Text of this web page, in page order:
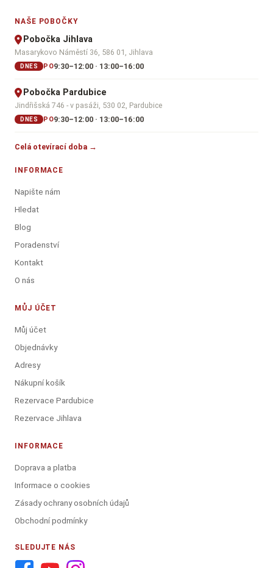
NAŠE POBOČKY
Pobočka Jihlava
Masarykovo Náměstí 36, 586 01, Jihlava
DNES PO9:30–12:00 · 13:00–16:00
Pobočka Pardubice
Jindřišská 746 - v pasáži, 530 02, Pardubice
DNES PO9:30–12:00 · 13:00–16:00
Celá otevírací doba →
INFORMACE
Napište nám
Hledat
Blog
Poradenství
Kontakt
O nás
MŮJ ÚČET
Můj účet
Objednávky
Adresy
Nákupní košík
Rezervace Pardubice
Rezervace Jihlava
INFORMACE
Doprava a platba
Informace o cookies
Zásady ochrany osobních údajů
Obchodní podmínky
SLEDUJTE NÁS